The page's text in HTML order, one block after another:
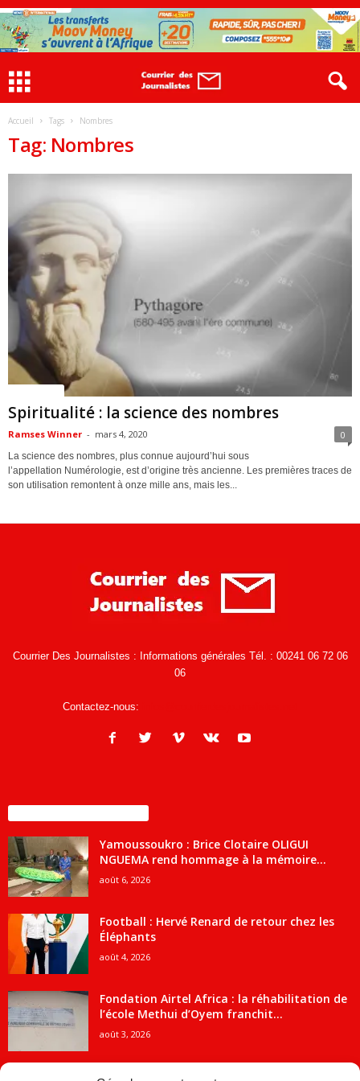
Accueil Tags Nombres
Tag: Nombres
Spiritualité : la science des nombres
Ramses Winner - mars 4, 2020 0
La science des nombres, plus connue aujourd’hui sous
l’appellation Numérologie, est d’origine très ancienne. Les premières traces de
son utilisation remontent à onze mille ans, mais les...
Courrier Des Journalistes : Informations générales Tél. : 00241 06 72 06
06
Contactez-nous:
Yamoussoukro : Brice Clotaire OLIGUI
NGUEMA rend hommage à la mémoire...
août 6, 2026
Football : Hervé Renard de retour chez les
Éléphants
août 4, 2026
Fondation Airtel Africa : la réhabilitation de
l’école Methui d’Oyem franchit...
août 3, 2026